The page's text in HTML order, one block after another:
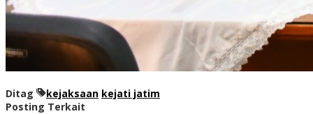
Ditag kejaksaan kejati jatim
Posting Terkait